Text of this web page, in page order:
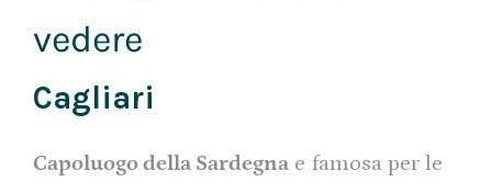
vedere
Cagliari
Capoluogo della Sardegna e famosa per le